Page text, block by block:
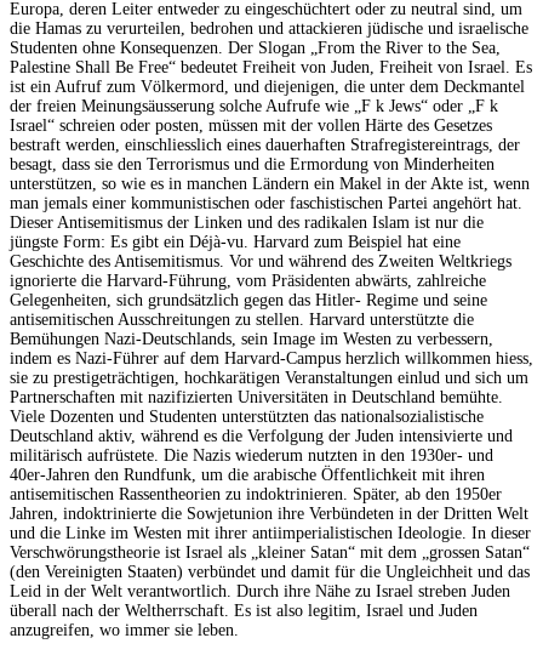
Europa, deren Leiter entweder zu eingeschüchtert oder zu neutral sind, um
die Hamas zu verurteilen, bedrohen und attackieren jüdische und israelische
Studenten ohne Konsequenzen. Der Slogan „From the River to the Sea,
Palestine Shall Be Free“ bedeutet Freiheit von Juden, Freiheit von Israel. Es
ist ein Aufruf zum Völkermord, und diejenigen, die unter dem Deckmantel
der freien Meinungsäusserung solche Aufrufe wie „F k Jews“ oder „F k
Israel“ schreien oder posten, müssen mit der vollen Härte des Gesetzes
bestraft werden, einschliesslich eines dauerhaften Strafregistereintrags, der
besagt, dass sie den Terrorismus und die Ermordung von Minderheiten
unterstützen, so wie es in manchen Ländern ein Makel in der Akte ist, wenn
man jemals einer kommunistischen oder faschistischen Partei angehört hat.
Dieser Antisemitismus der Linken und des radikalen Islam ist nur die
jüngste Form: Es gibt ein Déjà-vu. Harvard zum Beispiel hat eine
Geschichte des Antisemitismus. Vor und während des Zweiten Weltkriegs
ignorierte die Harvard-Führung, vom Präsidenten abwärts, zahlreiche
Gelegenheiten, sich grundsätzlich gegen das Hitler- Regime und seine
antisemitischen Ausschreitungen zu stellen. Harvard unterstützte die
Bemühungen Nazi-Deutschlands, sein Image im Westen zu verbessern,
indem es Nazi-Führer auf dem Harvard-Campus herzlich willkommen hiess,
sie zu prestigeträchtigen, hochkarätigen Veranstaltungen einlud und sich um
Partnerschaften mit nazifizierten Universitäten in Deutschland bemühte.
Viele Dozenten und Studenten unterstützten das nationalsozialistische
Deutschland aktiv, während es die Verfolgung der Juden intensivierte und
militärisch aufrüstete. Die Nazis wiederum nutzten in den 1930er- und
40er-Jahren den Rundfunk, um die arabische Öffentlichkeit mit ihren
antisemitischen Rassentheorien zu indoktrinieren. Später, ab den 1950er
Jahren, indoktrinierte die Sowjetunion ihre Verbündeten in der Dritten Welt
und die Linke im Westen mit ihrer antiimperialistischen Ideologie. In dieser
Verschwörungstheorie ist Israel als „kleiner Satan“ mit dem „grossen Satan“
(den Vereinigten Staaten) verbündet und damit für die Ungleichheit und das
Leid in der Welt verantwortlich. Durch ihre Nähe zu Israel streben Juden
überall nach der Weltherrschaft. Es ist also legitim, Israel und Juden
anzugreifen, wo immer sie leben.